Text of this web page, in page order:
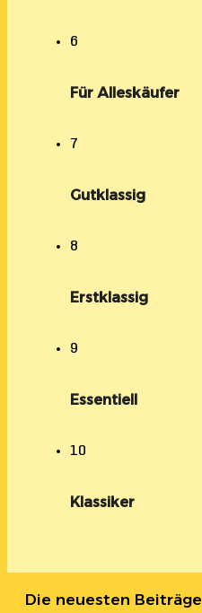
6
Für Alleskäufer
7
Gutklassig
8
Erstklassig
9
Essentiell
10
Klassiker
Die neuesten Beiträge